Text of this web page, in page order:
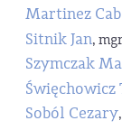
Martinez
Sitnik Jan,
Szymczak
Święchowicz
Soból Cezary